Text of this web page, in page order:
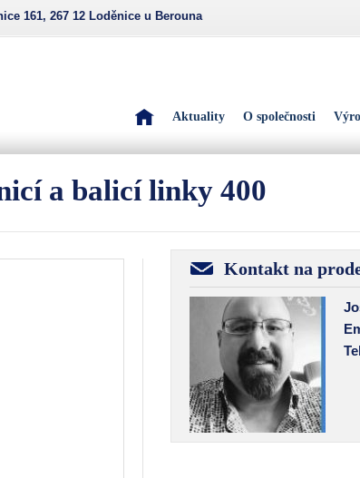
161, 267 12 Loděnice u Berouna
Domů Aktuality O společnosti
a balicí linky 400
Kontakt na